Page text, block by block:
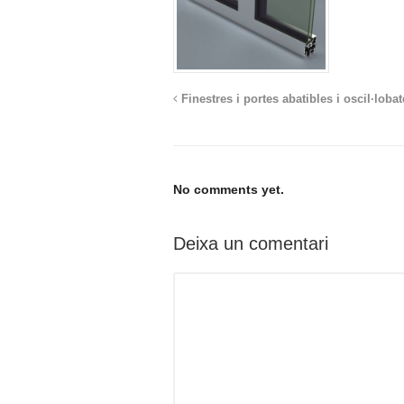
Finestres i portes abatibles i
No comments yet.
Deixa un comentari